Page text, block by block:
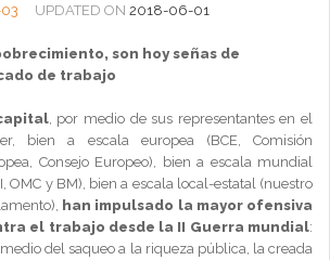
UPDATED ON 2018-06-01
son hoy señas de
de trabajo
, por medio de sus representantes en el
bien a escala europea (BCE, Comisión
Consejo Europeo), bien a escala mundial
OMC y BM), bien a escala local-estatal (nuestro
han impulsado la mayor ofensiva
el trabajo desde la II Guerra mundial:
del saqueo a la riqueza pública, la creada